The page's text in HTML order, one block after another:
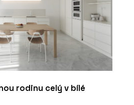
rodinu celý v bílé